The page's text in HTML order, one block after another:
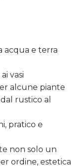
acqua e terra
vasi
alcune piante
rustico al
pratico e
non solo un
ordine, estetica